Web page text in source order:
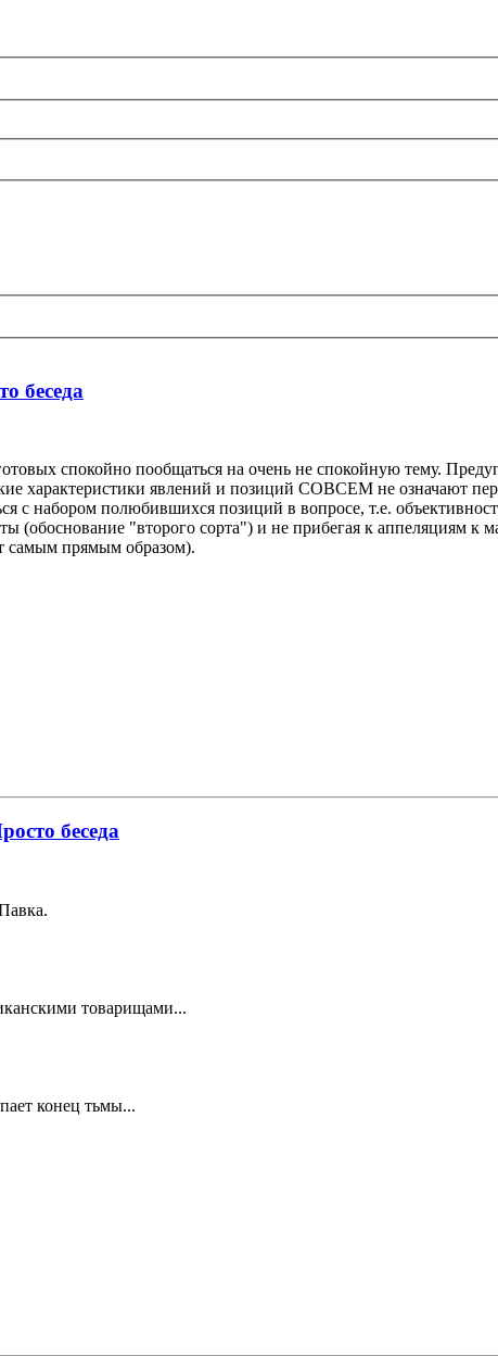
беседа
спокойно пообщаться на очень не спокойную тему.
характеристики явлений и позиций СОВСЕМ не означают
с набором полюбившихся позиций в вопросе, т.е.
(обоснование "второго сорта") и не прибегая к аппеляциям
самым прямым образом).
беседа
товарищами...
конец тьмы...